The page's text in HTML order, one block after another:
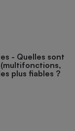
- Quelles sont
plus fiables ?